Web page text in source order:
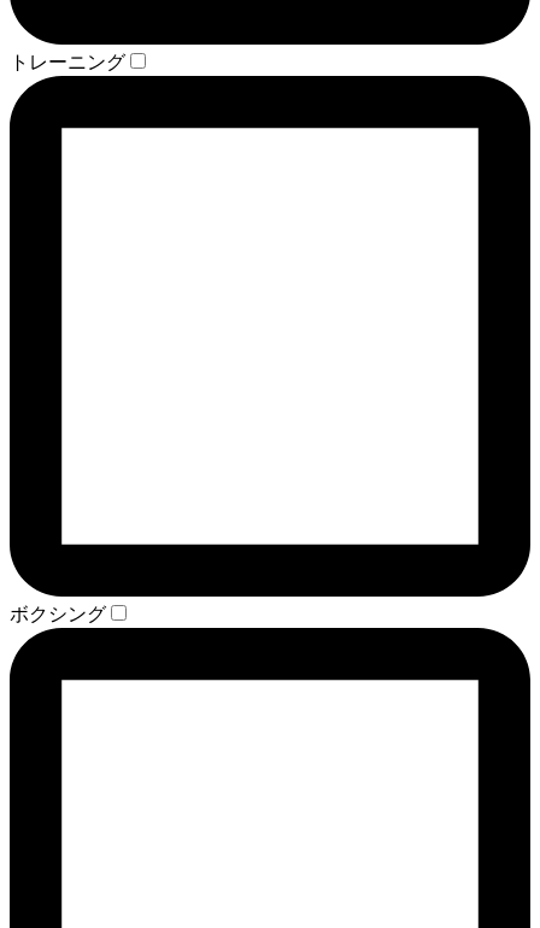
トレーニング
ボクシング